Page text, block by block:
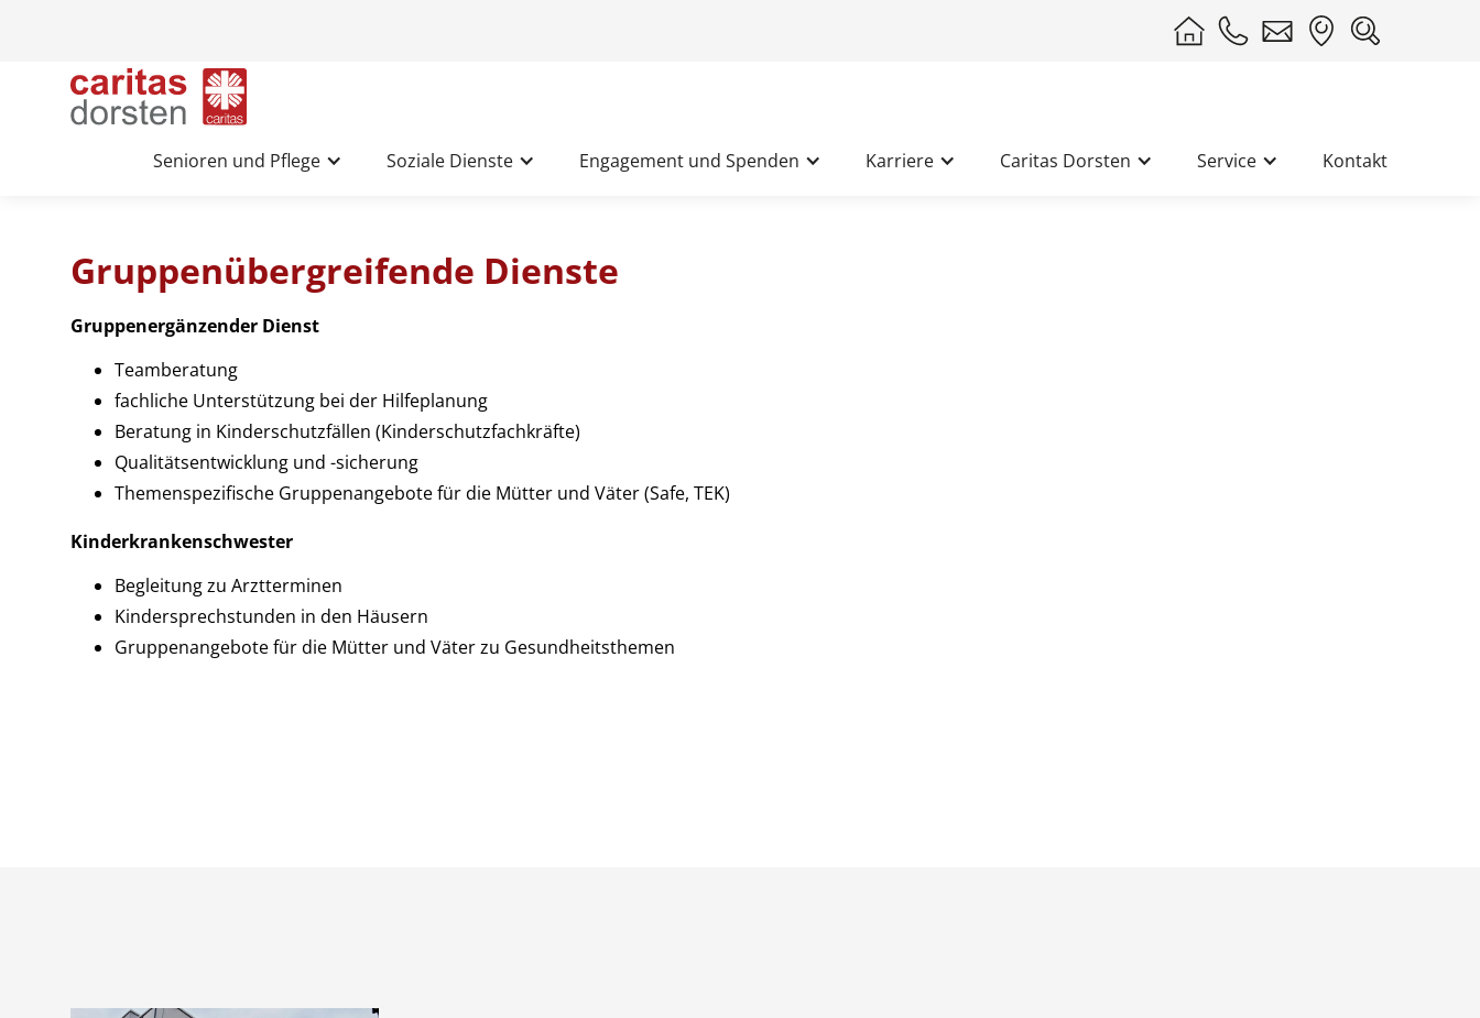
Senioren und Pflege Soziale Dienste Engagement und Spenden Karriere Caritas Dorsten Service Kontakt
Gruppenübergreifende Dienste
Gruppenergänzender Dienst
Teamberatung
fachliche Unterstützung bei der Hilfeplanung
Beratung in Kinderschutzfällen (Kinderschutzfachkräfte)
Qualitätsentwicklung und -sicherung
Themenspezifische Gruppenangebote für die Mütter und Väter (Safe, TEK)
Kinderkrankenschwester
Begleitung zu Arztterminen
Kindersprechstunden in den Häusern
Gruppenangebote für die Mütter und Väter zu Gesundheitsthemen